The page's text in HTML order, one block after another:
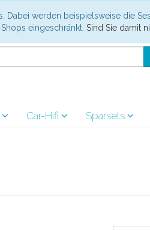
Dabei werden beispielsweise die
eingeschränkt. Sind Sie damit
Car-Hifi Sparsets